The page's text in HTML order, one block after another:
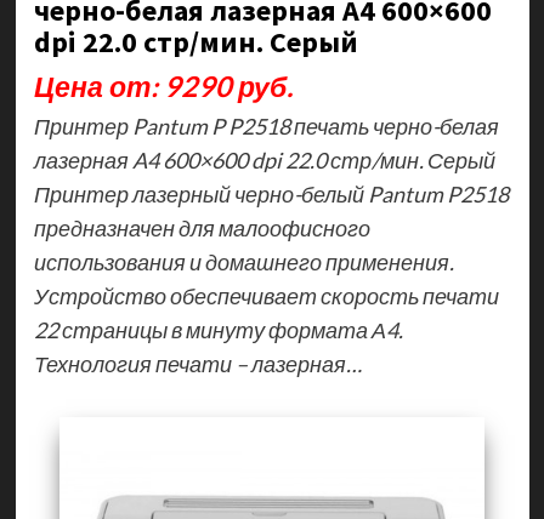
черно-белая лазерная A4 600×600
dpi 22.0 стр/мин. Серый
Цена от: 9290 руб.
Принтер Pantum P P2518 печать черно-белая
лазерная A4 600×600 dpi 22.0 стр/мин. Серый
Принтер лазерный черно-белый Pantum P2518
предназначен для малоофисного
использования и домашнего применения.
Устройство обеспечивает скорость печати
22 страницы в минуту формата А4.
Технология печати – лазерная…